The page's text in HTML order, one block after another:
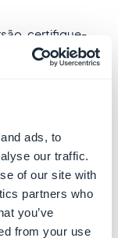
ads, to
our traffic.
of our site with
partners who
you’ve
from your use
certifique-
aplicativo,
no menu
>